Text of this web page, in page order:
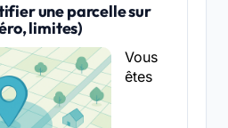
une parcelle sur
limites)
Vous
êtes